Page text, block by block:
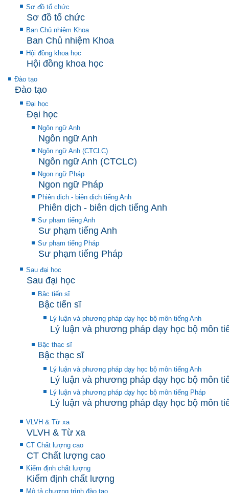
Sơ đồ tổ chức
Sơ đồ tổ chức
Ban Chủ nhiệm Khoa
Ban Chủ nhiệm Khoa
Hội đồng khoa học
Hội đồng khoa học
Đào tạo
Đào tạo
Đại học
Đại học
Ngôn ngữ Anh
Ngôn ngữ Anh
Ngôn ngữ Anh (CTCLC)
Ngôn ngữ Anh (CTCLC)
Ngon ngữ Pháp
Ngon ngữ Pháp
Phiên dịch - biên dịch tiếng Anh
Phiên dịch - biên dịch tiếng Anh
Sư phạm tiếng Anh
Sư phạm tiếng Anh
Sư phạm tiếng Pháp
Sư phạm tiếng Pháp
Sau đại học
Sau đại học
Bậc tiến sĩ
Bậc tiến sĩ
Lý luận và phương pháp dạy học bộ môn tiếng Anh
Lý luận và phương pháp dạy học bộ môn
Bậc thạc sĩ
Bậc thạc sĩ
Lý luận và phương pháp dạy học bộ môn tiếng Anh
Lý luận và phương pháp dạy học bộ môn
Lý luận và phương pháp dạy học bộ môn tiếng Pháp
Lý luận và phương pháp dạy học bộ môn
VLVH & Từ xa
VLVH & Từ xa
CT Chất lượng cao
CT Chất lượng cao
Kiểm định chất lượng
Kiểm định chất lượng
Mô tả chương trình đào tạo